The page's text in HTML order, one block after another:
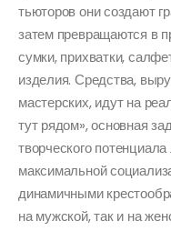
тьюторов они создают
затем превращаются в
сумки, прихватки,
изделия. Средства,
мастерских, идут на
тут рядом», основная
творческого
максимальной
динамичными
на мужской, так и на